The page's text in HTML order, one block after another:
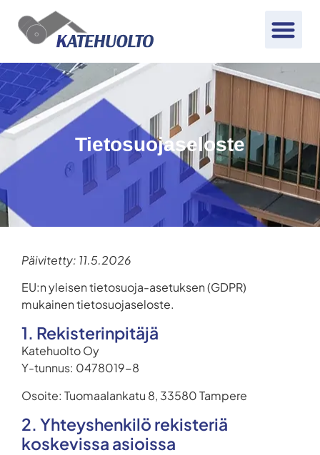
Tietosuojaseloste
Päivitetty: 11.5.2026
EU:n yleisen tietosuoja-asetuksen (GDPR)
mukainen tietosuojaseloste.
1. Rekisterinpitäjä
Katehuolto Oy
Y-tunnus: 0478019-8
Osoite: Tuomaalankatu 8, 33580 Tampere
2. Yhteyshenkilö rekisteriä
koskevissa asioissa